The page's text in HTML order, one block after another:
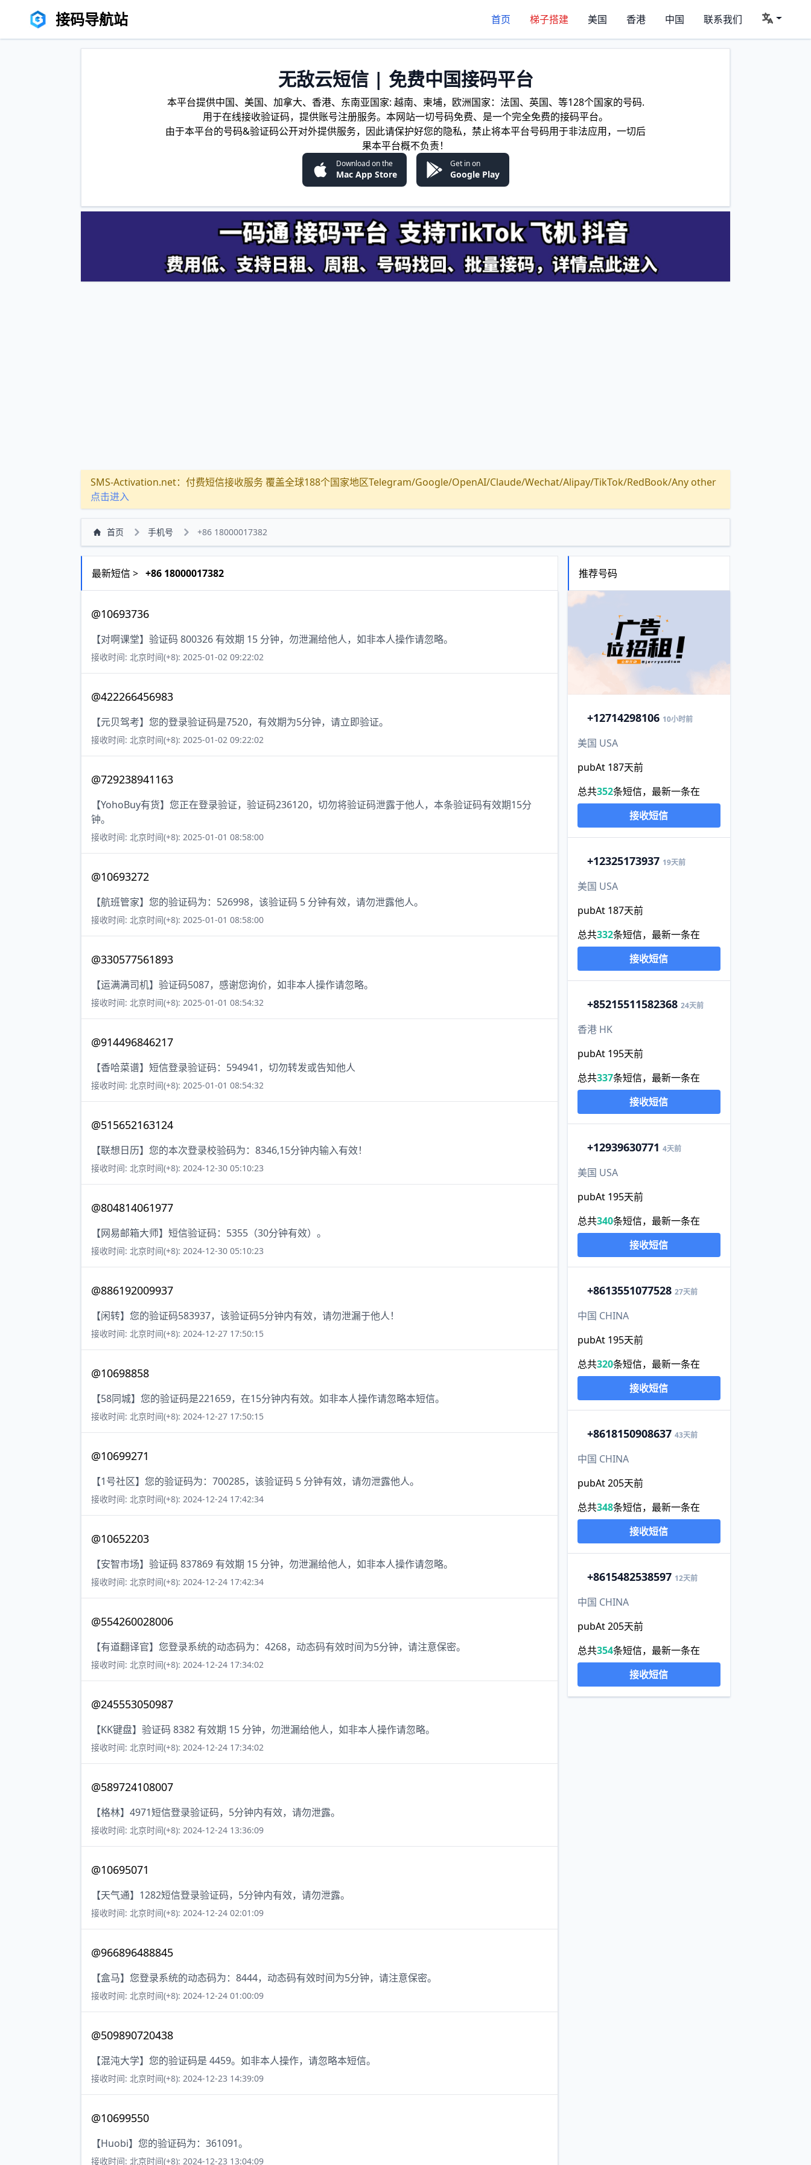
接码导航站 首页 梯子搭建 美国 香港 中国 联系我们
无敌云短信 | 免费中国接码平台
本平台提供中国、美国、加拿大、香港、东南亚国家: 越南、柬埔，欧洲国家：法国、英国、等128个国家的号码.
用于在线接收验证码，提供账号注册服务。本网站一切号码免费、是一个完全免费的接码平台。
由于本平台的号码&验证码公开对外提供服务，因此请保护好您的隐私，禁止将本平台号码用于非法应用，一切后
果本平台概不负责！
Download on the
Mac App Store
Get in on
Google Play
SMS-Activation.net：付费短信接收服务 覆盖全球188个国家地区Telegram/Google/OpenAI/Claude/Wechat/Alipay/TikTok/RedBook/Any other
点击进入
首页 手机号 +86 18000017382
最新短信 > +86 18000017382
@10693736
【对啊课堂】验证码 800326 有效期 15 分钟，勿泄漏给他人，如非本人操作请忽略。
接收时间: 北京时间(+8): 2025-01-02 09:22:02
@422266456983
【元贝驾考】您的登录验证码是7520，有效期为5分钟，请立即验证。
接收时间: 北京时间(+8): 2025-01-02 09:22:02
@729238941163
【YohoBuy有货】您正在登录验证，验证码236120，切勿将验证码泄露于他人，本条验证码有效期15分
钟。
接收时间: 北京时间(+8): 2025-01-01 08:58:00
@10693272
【航班管家】您的验证码为：526998，该验证码 5 分钟有效，请勿泄露他人。
接收时间: 北京时间(+8): 2025-01-01 08:58:00
@330577561893
【运满满司机】验证码5087，感谢您询价，如非本人操作请忽略。
接收时间: 北京时间(+8): 2025-01-01 08:54:32
@914496846217
【香哈菜谱】短信登录验证码：594941，切勿转发或告知他人
接收时间: 北京时间(+8): 2025-01-01 08:54:32
@515652163124
【联想日历】您的本次登录校验码为：8346,15分钟内输入有效！
接收时间: 北京时间(+8): 2024-12-30 05:10:23
@804814061977
【网易邮箱大师】短信验证码：5355（30分钟有效）。
接收时间: 北京时间(+8): 2024-12-30 05:10:23
@886192009937
【闲转】您的验证码583937，该验证码5分钟内有效，请勿泄漏于他人！
接收时间: 北京时间(+8): 2024-12-27 17:50:15
@10698858
【58同城】您的验证码是221659，在15分钟内有效。如非本人操作请忽略本短信。
接收时间: 北京时间(+8): 2024-12-27 17:50:15
@10699271
【1号社区】您的验证码为：700285，该验证码 5 分钟有效，请勿泄露他人。
接收时间: 北京时间(+8): 2024-12-24 17:42:34
@10652203
【安智市场】验证码 837869 有效期 15 分钟，勿泄漏给他人，如非本人操作请忽略。
接收时间: 北京时间(+8): 2024-12-24 17:42:34
@554260028006
【有道翻译官】您登录系统的动态码为：4268，动态码有效时间为5分钟，请注意保密。
接收时间: 北京时间(+8): 2024-12-24 17:34:02
@245553050987
【KK键盘】验证码 8382 有效期 15 分钟，勿泄漏给他人，如非本人操作请忽略。
接收时间: 北京时间(+8): 2024-12-24 17:34:02
@589724108007
【格林】4971短信登录验证码，5分钟内有效，请勿泄露。
接收时间: 北京时间(+8): 2024-12-24 13:36:09
@10695071
【天气通】1282短信登录验证码，5分钟内有效，请勿泄露。
接收时间: 北京时间(+8): 2024-12-24 02:01:09
@966896488845
【盒马】您登录系统的动态码为：8444，动态码有效时间为5分钟，请注意保密。
接收时间: 北京时间(+8): 2024-12-24 01:00:09
@509890720438
【混沌大学】您的验证码是 4459。如非本人操作，请忽略本短信。
接收时间: 北京时间(+8): 2024-12-23 14:39:09
@10699550
【Huobi】您的验证码为：361091。
接收时间: 北京时间(+8): 2024-12-23 13:04:09
推荐号码
+12714298106 10小时前
美国 USA
pubAt 187天前
总共352条短信，最新一条在
接收短信
+12325173937 19天前
美国 USA
pubAt 187天前
总共332条短信，最新一条在
接收短信
+85215511582368 24天前
香港 HK
pubAt 195天前
总共337条短信，最新一条在
接收短信
+12939630771 4天前
美国 USA
pubAt 195天前
总共340条短信，最新一条在
接收短信
+8613551077528 27天前
中国 CHINA
pubAt 195天前
总共320条短信，最新一条在
接收短信
+8618150908637 43天前
中国 CHINA
pubAt 205天前
总共348条短信，最新一条在
接收短信
+8615482538597 12天前
中国 CHINA
pubAt 205天前
总共354条短信，最新一条在
接收短信